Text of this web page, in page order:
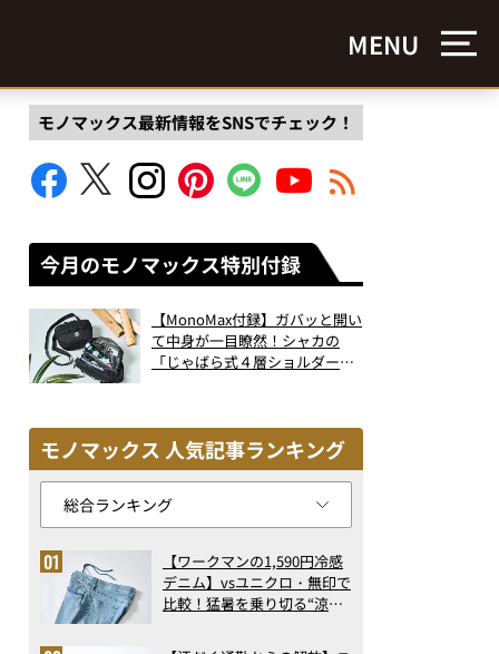
MENU
モノマックス最新情報をSNSでチェック！
今月のモノマックス特別付録
【MonoMax付録】ガバッと開い
て中身が一目瞭然！シャカの
「じゃばら式４層ショルダーバ
モノマックス 人気記事ランキング
【ワークマンの1,590円冷感
デニム】vsユニクロ・無印で
比較！猛暑を乗り切る“涼感